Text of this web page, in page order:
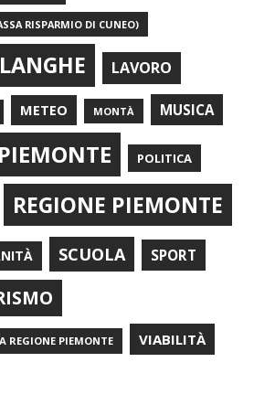
RISPARMIO DI CUNEO)
LANGHE LAVORO
METEO MONTÀ MUSICA
PIEMONTE POLITICA
REGIONE PIEMONTE
SCUOLA SPORT
REGIONE PIEMONTE VIABILITÀ